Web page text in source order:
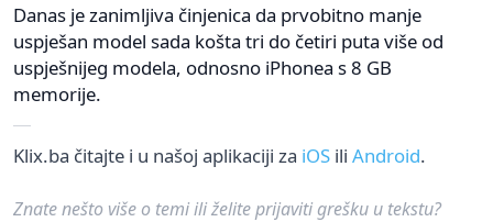
Danas je zanimljiva činjenica da prvobitno manje
uspješan model sada košta tri do četiri puta više od
uspješnijeg modela, odnosno iPhonea s 8 GB
memorije.
Klix.ba čitajte i u našoj aplikaciji za iOS ili Android.
Znate nešto više o temi ili želite prijaviti grešku u tekstu?